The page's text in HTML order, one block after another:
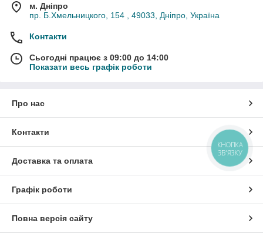
м. Дніпро
пр. Б.Хмельницкого, 154 , 49033, Дніпро, Україна
Контакти
Сьогодні працює з 09:00 до 14:00
Показати весь графік роботи
Про нас
Контакти
Доставка та оплата
Графік роботи
Повна версія сайту
КНОПКА
ЗВ'ЯЗКУ